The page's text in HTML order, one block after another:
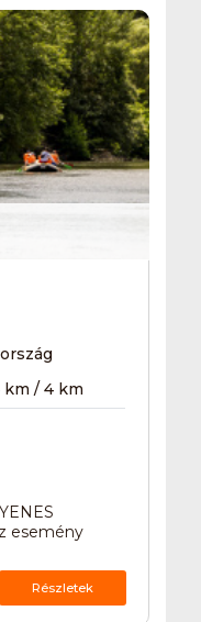
km / 4 km
esemény
Részletek